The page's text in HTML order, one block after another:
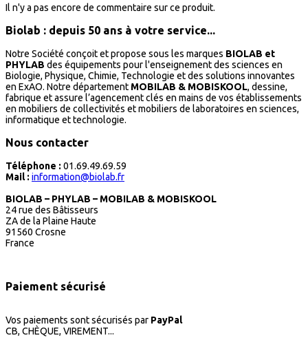
Il n'y a pas encore de commentaire sur ce produit.
Biolab : depuis 50 ans à votre service...
Notre Société conçoit et propose sous les marques BIOLAB et
PHYLAB des équipements pour l'enseignement des sciences en
Biologie, Physique, Chimie, Technologie et des solutions innovantes
en ExAO. Notre département MOBILAB & MOBISKOOL, dessine,
fabrique et assure l’agencement clés en mains de vos établissements
en mobiliers de collectivités et mobiliers de laboratoires en sciences,
informatique et technologie.
Nous contacter
Téléphone : 01.69.49.69.59
Mail : information@biolab.fr
BIOLAB – PHYLAB – MOBILAB & MOBISKOOL
24 rue des Bâtisseurs
ZA de la Plaine Haute
91560 Crosne
France
Paiement sécurisé
Vos paiements sont sécurisés par PayPal
CB, CHÈQUE, VIREMENT...